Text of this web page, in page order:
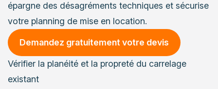
épargne des désagréments techniques et sécurise
votre planning de mise en location.
Demandez gratuitement votre devis
Vérifier la planéité et la propreté du carrelage
existant